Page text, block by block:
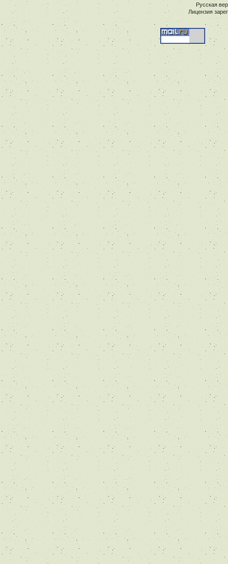
Русская
Лицензия